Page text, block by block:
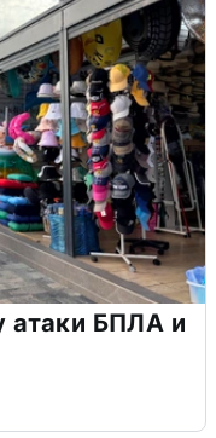
атаки БПЛА и